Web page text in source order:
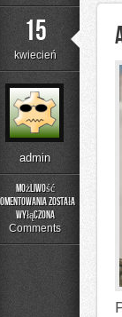
15
kwiecień
admin
Możliwość
została
wyłączona
Comments